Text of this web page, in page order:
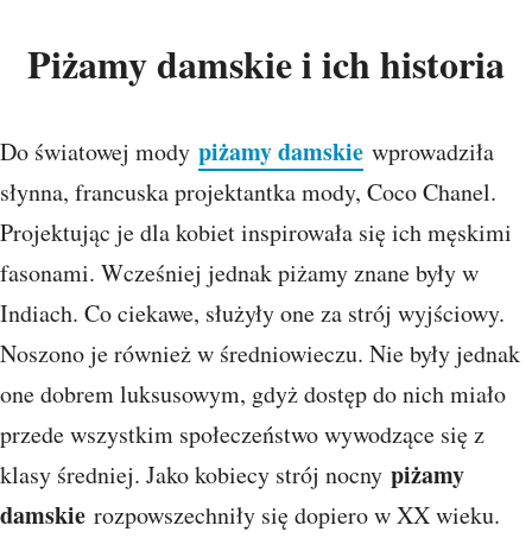
Piżamy damskie i ich historia
Do światowej mody piżamy damskie wprowadziła
słynna, francuska projektantka mody, Coco Chanel.
Projektując je dla kobiet inspirowała się ich męskimi
fasonami. Wcześniej jednak piżamy znane były w
Indiach. Co ciekawe, służyły one za strój wyjściowy.
Noszono je również w średniowieczu. Nie były jednak
one dobrem luksusowym, gdyż dostęp do nich miało
przede wszystkim społeczeństwo wywodzące się z
klasy średniej. Jako kobiecy strój nocny piżamy
damskie rozpowszechniły się dopiero w XX wieku.